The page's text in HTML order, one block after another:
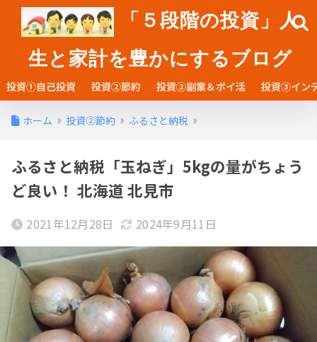
「５段階の投資」人
生と家計を豊かにするブログ
投資①自己投資 投資②節約 投資②副業＆ポイ活 投資③イン
ホーム 投資②節約 ふるさと納税
ふるさと納税「玉ねぎ」5kgの量がちょう
ど良い！ 北海道 北見市
2021年12月28日 2024年9月11日